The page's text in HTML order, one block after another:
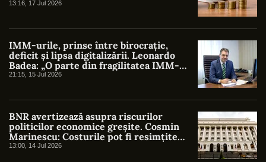
13:16, 17 Jul 2026
IMM-urile, prinse între birocrație,
deficit și lipsa digitalizării. Leonardo
Badea: „O parte din fragilitatea IMM-
urilor este indusă chiar de stat”
21:15, 15 Jul 2026
BNR avertizează asupra riscurilor
politicilor economice greșite. Cosmin
Marinescu: Costurile pot fi resimțite
timp de decenii
13:00, 14 Jul 2026